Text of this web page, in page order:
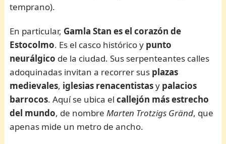
temprano).
En particular, Gamla Stan es el corazón de
Estocolmo. Es el casco histórico y punto
neurálgico de la ciudad. Sus serpenteantes calles
adoquinadas invitan a recorrer sus plazas
medievales, iglesias renacentistasy palacios
barrocos. Aquí se ubica elcallejón más estrecho
del mundo, de nombreMarten Trotzigs Gränd, que
apenas mide un metro de ancho.